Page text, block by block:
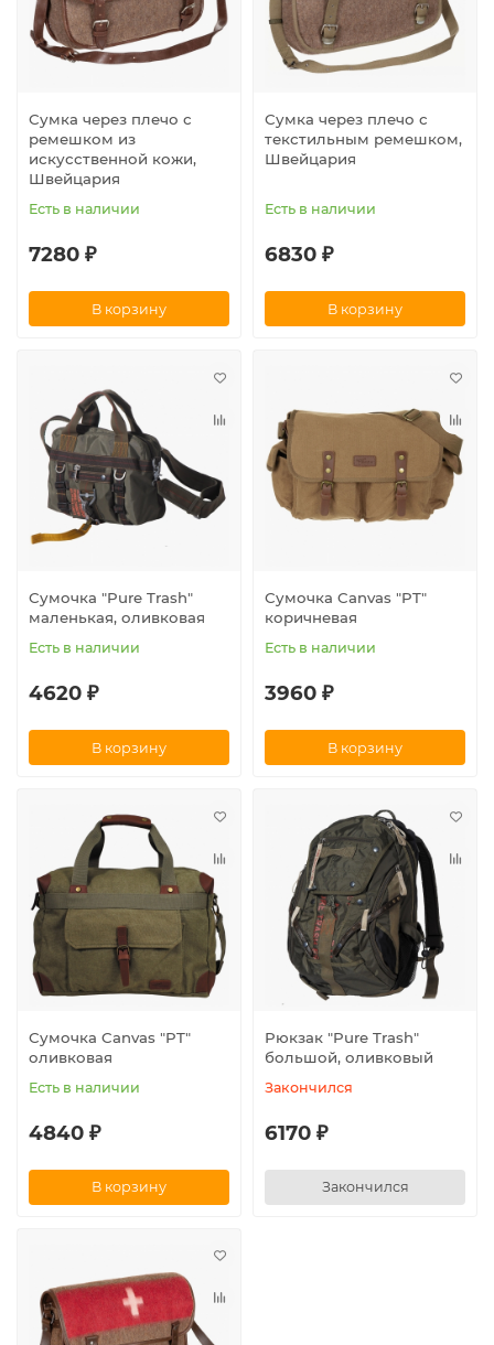
Сумка через плечо с
ремешком из
искусственной кожи,
Швейцария
Есть в наличии
7280 ₽
В корзину
Сумка через плечо с
текстильным ремешком,
Швейцария
Есть в наличии
6830 ₽
В корзину
Сумочка "Pure Trash"
маленькая, оливковая
Есть в наличии
4620 ₽
В корзину
Сумочка Canvas "PT"
коричневая
Есть в наличии
3960 ₽
В корзину
Сумочка Canvas "PT"
оливковая
Есть в наличии
4840 ₽
В корзину
Рюкзак "Pure Trash"
большой, оливковый
Закончился
6170 ₽
Закончился